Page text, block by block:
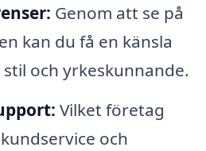
Genom att se på
kan du få en känsla
och yrkeskunnande.
Vilket företag
och